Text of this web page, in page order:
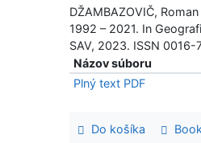
DŽAMBAZOVIČ,
1992 – 2021. In
SAV, 2023. ISSN
Názov súboru
Plný text PDF
Do košíka